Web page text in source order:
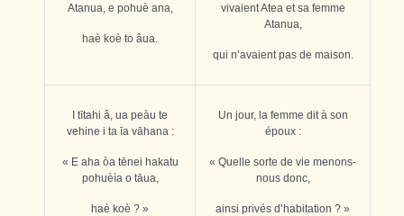
Atanua, e pohuè ana,
haè koè to âua.
vivaient Atea et sa femme
Atanua,
qui n’avaient pas de maison.
I tītahi â, ua peàu te
vehine i ta īa vāhana :
« E aha òa tēnei hakatu
pohuèìa o tāua,
haè koè ? »
Un jour, la femme dit à son
époux :
« Quelle sorte de vie menons-
nous donc,
ainsi privés d’habitation ? »